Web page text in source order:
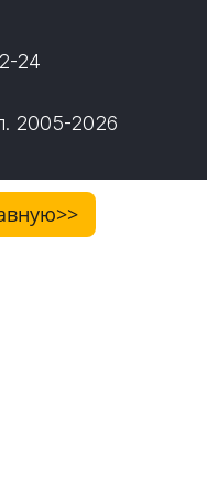
24
2005-2026